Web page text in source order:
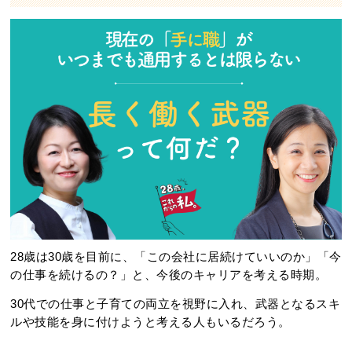
28歳は30歳を目前に、「この会社に居続けていいのか」「今
の仕事を続けるの？」と、今後のキャリアを考える時期。
30代での仕事と子育ての両立を視野に入れ、武器となるスキ
ルや技能を身に付けようと考える人もいるだろう。